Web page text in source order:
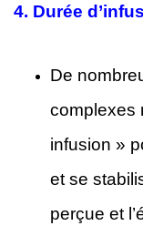
4. Durée
De
complexes
infusion »
et se
perçue et